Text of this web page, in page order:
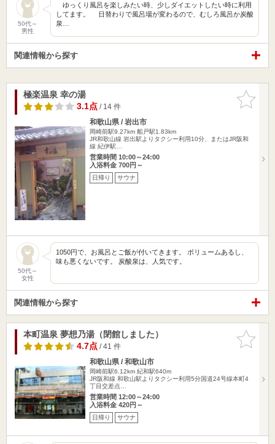
50代～
男性
ゆっくり風呂を楽しみたい時、少しダイエットしたい時に利用
してます。 日替わりで風呂場が変わるので、むしろ風呂か炭酸
泉…
関連情報から探す
お気に入
りに追加
極楽温泉 幸の湯
3.1点/ 14 件
和歌山県 / 岩出市
岡崎前駅9.27km 船戸駅1.83km
JR和歌山線 岩出駅よりタクシー利用10分、またはJR阪和
線 紀伊駅…
営業時間 10:00～24:00
入浴料金 700円～
日帰り サウナ
50代～
女性
1050円で、お風呂とご飯が付いてきます。 ボリュームあるし、
味も悪くないです。 炭酸泉は、人気です。
関連情報から探す
お気に入
りに追加
本町温泉 夢想乃湯（閉館しました）
4.7点/ 41 件
和歌山県 / 和歌山市
岡崎前駅6.12km 紀和駅640m
JR阪和線 和歌山駅よりタクシー利用5分国道24号線本町4
丁目交差点…
営業時間 12:00～24:00
入浴料金 420円～
日帰り サウナ